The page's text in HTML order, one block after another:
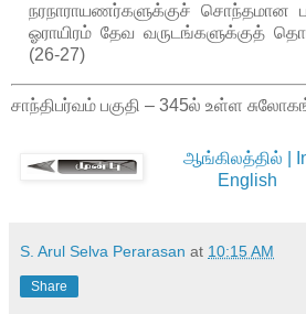
நரநாராயணர்களுக்குச் சொந்தமான
ஓராயிரம் தேவ வருடங்களுக்குத்
(26-27)
சாந்திபர்வம் பகுதி – 345ல் உள்ள
ஆங்கிலத்தில் |
English
S. Arul Selva Perarasan at 10:15 AM
Share